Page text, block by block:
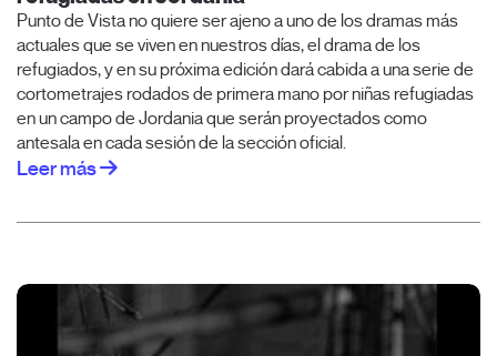
Punto de Vista no quiere ser ajeno a uno de los dramas más
actuales que se viven en nuestros días, el drama de los
refugiados, y en su próxima edición dará cabida a una serie de
cortometrajes rodados de primera mano por niñas refugiadas
en un campo de Jordania que serán proyectados como
antesala en cada sesión de la sección oficial.
Leer más